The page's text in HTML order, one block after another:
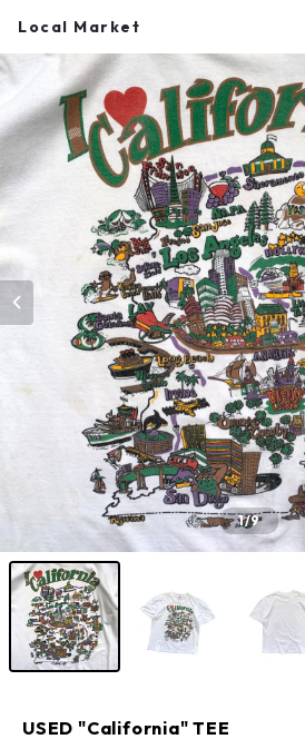
Local Market
1/9
USED "California" TEE